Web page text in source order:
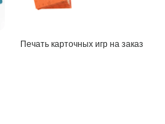
Печать карточных игр на заказ